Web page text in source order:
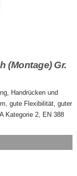
(Montage) Gr.
Handrücken und
gute Flexibilität, guter
Kategorie 2, EN 388